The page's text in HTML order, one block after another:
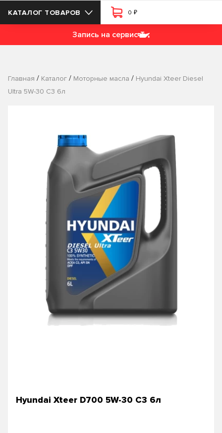
КАТАЛОГ ТОВАРОВ 0 ₽
Запись на сервис
Главная / Каталог / Моторные масла / Hyundai Xteer Diesel
Ultra 5W-30 C3 6л
Hyundai Xteer D700 5W-30 C3 6л